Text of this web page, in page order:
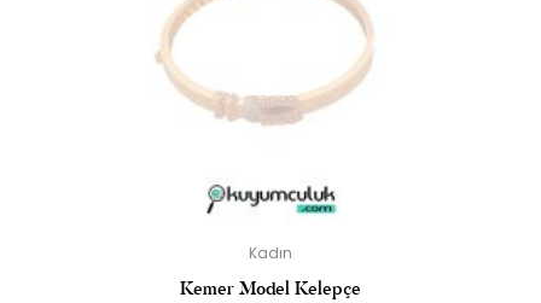
Kadın
Kemer Model Kelepçe